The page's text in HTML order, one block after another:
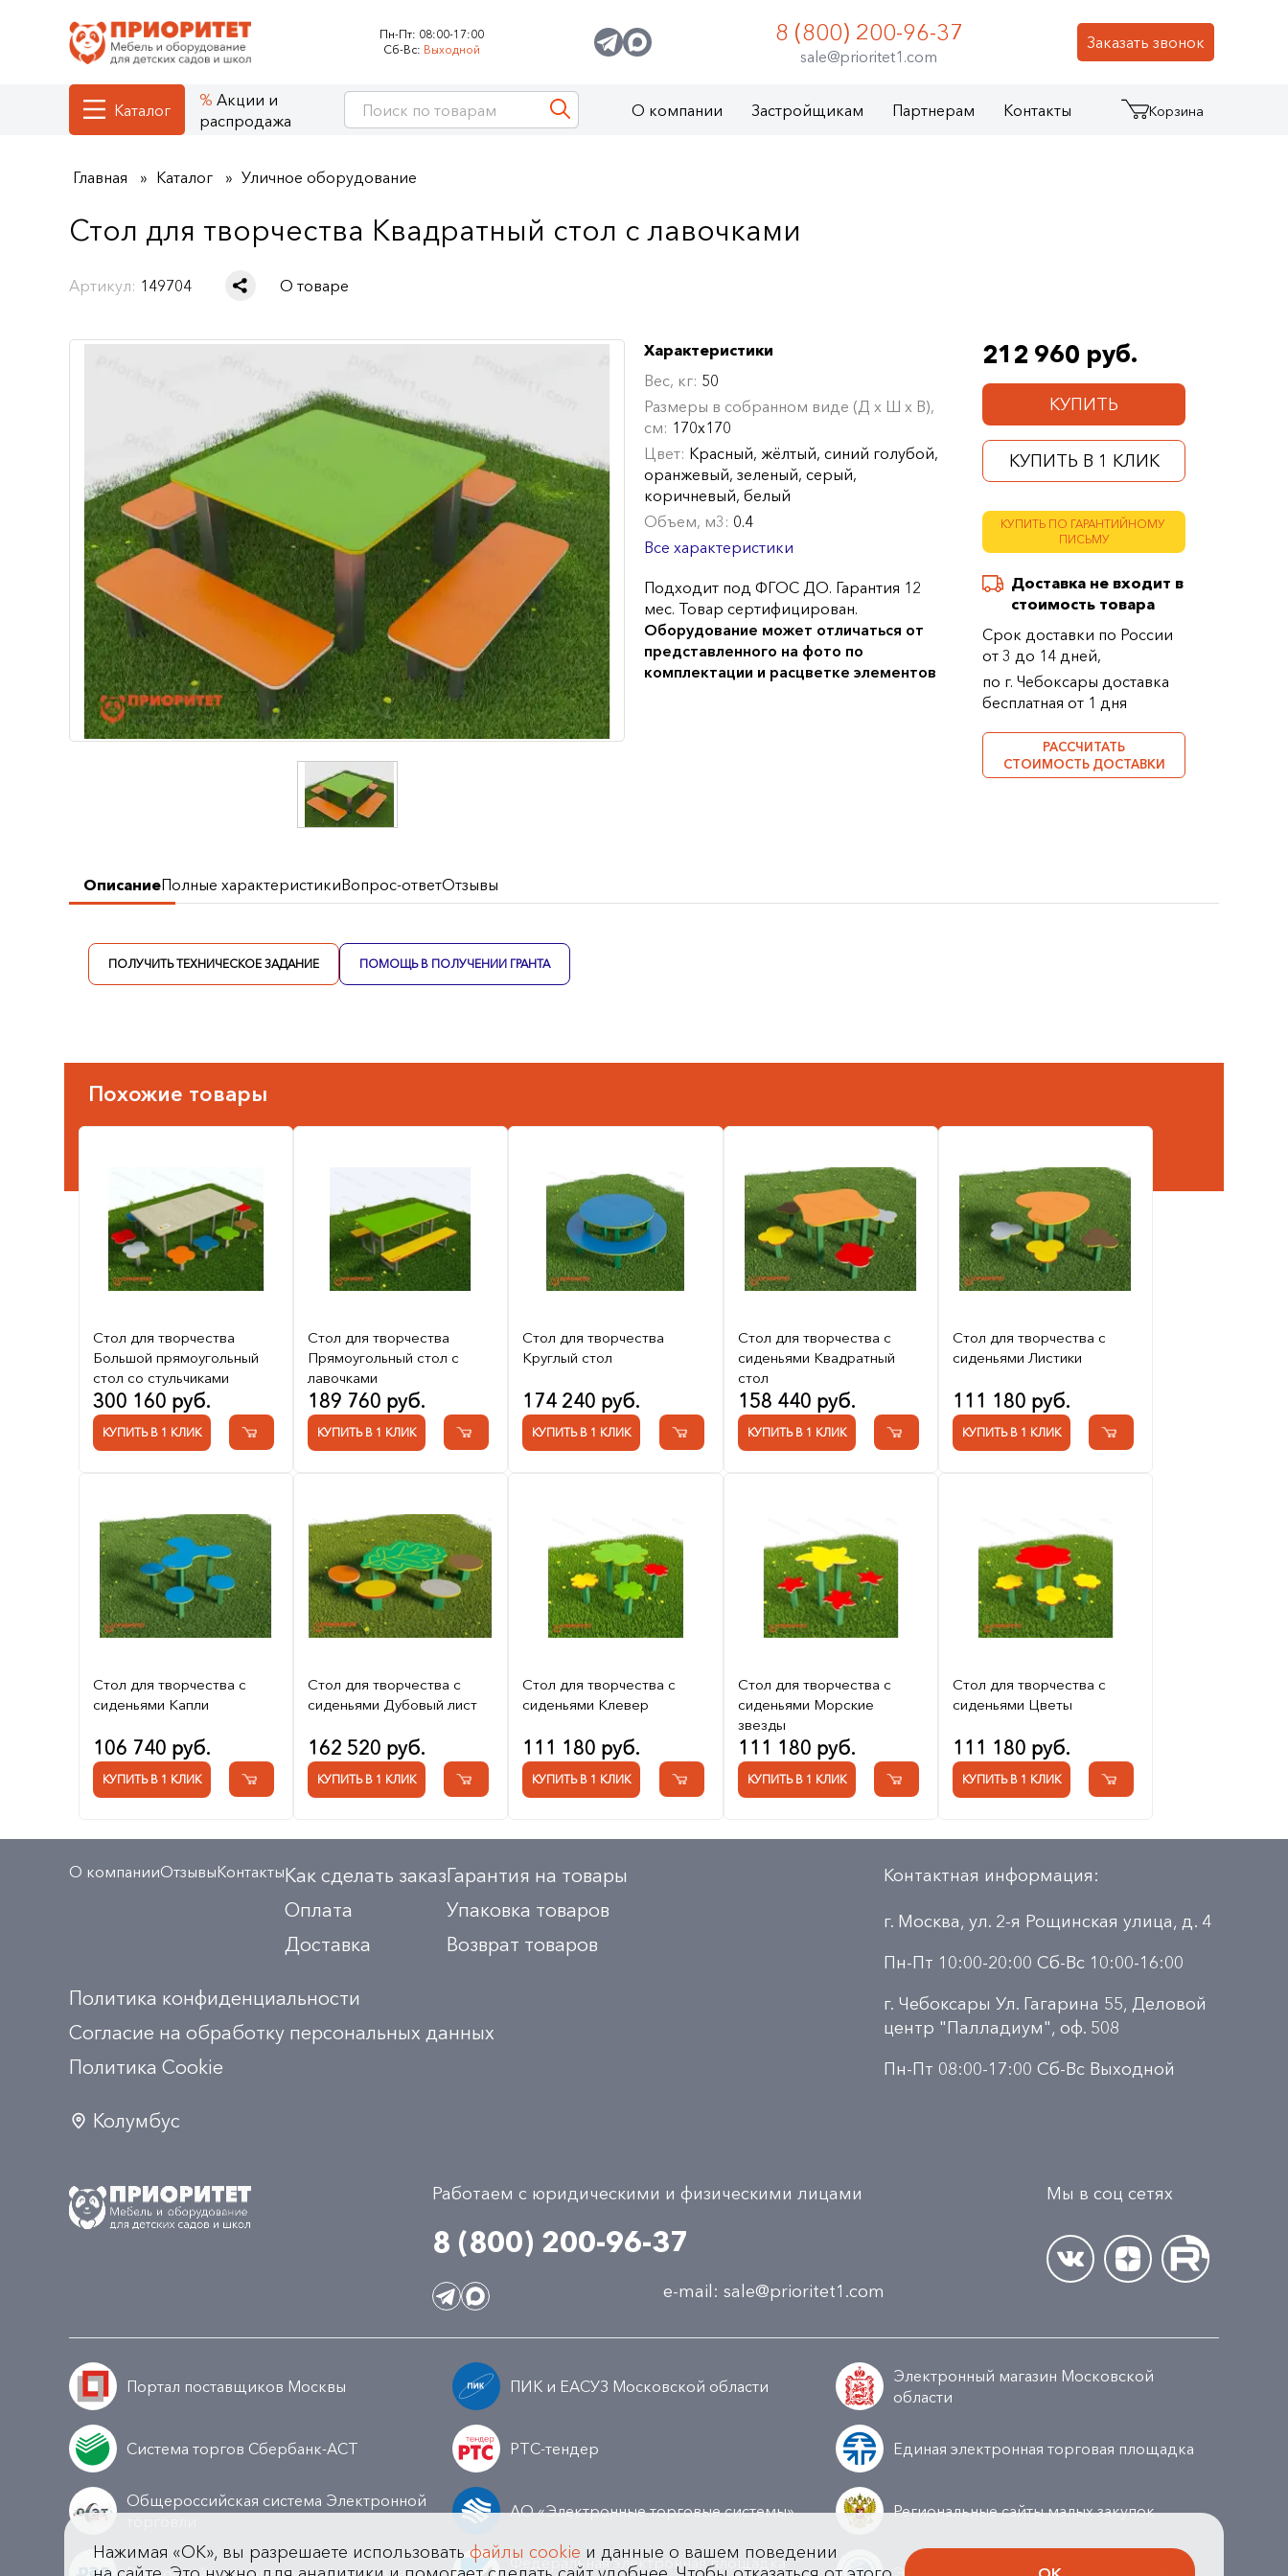
Пн-Пт: 08:00-17:00
Сб-Вс: Выходной Заказать звонок
8 (800) 200-96-37
sale@prioritet1.com
Каталог
Акции и
распродажа
О компании Застройщикам Партнерам Контакты Корзина
Главная Каталог Уличное оборудование
Стол для творчества Квадратный стол с лавочками
Артикул: 149704 О товаре
212 960 руб.
КУПИТЬ
КУПИТЬ В 1 КЛИК
КУПИТЬ ПО ГАРАНТИЙНОМУ
ПИСЬМУ
Доставка не входит в
стоимость товара
Срок доставки по России
от 3 до 14 дней,
по г. Чебоксары доставка
бесплатная от 1 дня
РАССЧИТАТЬ
СТОИМОСТЬ ДОСТАВКИ
Характеристики
Вес, кг: 50
Размеры в собранном виде (Д х Ш х В),
см: 170х170
Цвет: Красный, жёлтый, синий голубой,
оранжевый, зеленый, серый,
коричневый, белый
Объем, м3: 0.4
Все характеристики
Подходит под ФГОС ДО. Гарантия 12
мес. Товар сертифицирован.
Оборудование может отличаться от
представленного на фото по
комплектации и расцветке элементов
ОписаниеПолные характеристикиВопрос-ответОтзывы
ПОЛУЧИТЬ ТЕХНИЧЕСКОЕ ЗАДАНИЕ ПОМОЩЬ В ПОЛУЧЕНИИ ГРАНТА
Похожие товары
Стол для творчества
Большой прямоугольный
стол со стульчиками
300 160 руб.
КУПИТЬ В 1 КЛИК
Стол для творчества
Прямоугольный стол с
лавочками
189 760 руб.
КУПИТЬ В 1 КЛИК
Стол для творчества
Круглый стол
174 240 руб.
КУПИТЬ В 1 КЛИК
Стол для творчества с
сиденьями Квадратный
стол
158 440 руб.
КУПИТЬ В 1 КЛИК
Стол для творчества с
сиденьями Листики
111 180 руб.
КУПИТЬ В 1 КЛИК
Стол для творчества с
сиденьями Капли
106 740 руб.
КУПИТЬ В 1 КЛИК
Стол для творчества с
сиденьями Дубовый лист
162 520 руб.
КУПИТЬ В 1 КЛИК
Стол для творчества с
сиденьями Клевер
111 180 руб.
КУПИТЬ В 1 КЛИК
Стол для творчества с
сиденьями Морские
звезды
111 180 руб.
КУПИТЬ В 1 КЛИК
Стол для творчества с
сиденьями Цветы
111 180 руб.
КУПИТЬ В 1 КЛИК
О компанииОтзывыКонтактыКак сделать заказ
Оплата
Доставка
Гарантия на товары
Упаковка товаров
Возврат товаров
Политика конфиденциальности
Согласие на обработку персональных данных
Политика Сookie
Колумбус
Контактная информация:
г. Москва, ул. 2-я Рощинская улица, д. 4
Пн-Пт 10:00-20:00 Сб-Вс 10:00-16:00
г. Чебоксары Ул. Гагарина 55, Деловой
центр "Палладиум", оф. 508
Пн-Пт 08:00-17:00 Сб-Вс Выходной
Работаем с юридическими и физическими лицами
8 (800) 200-96-37
e-mail: sale@prioritet1.com
Мы в соц сетях
Портал поставщиков Москвы ПИК и ЕАСУЗ Московской области
Электронный магазин Московской
области
Система торгов Сбербанк-АСТ РТС-тендер Единая электронная торговая площадка
Общероссийская система Электронной
АО «Электронные торговые системы» Региональные сайты малых закупок
Федеральная электронная площадка
Нажимая «OK», вы разрешаете использовать файлы cookie и данные о вашем поведении